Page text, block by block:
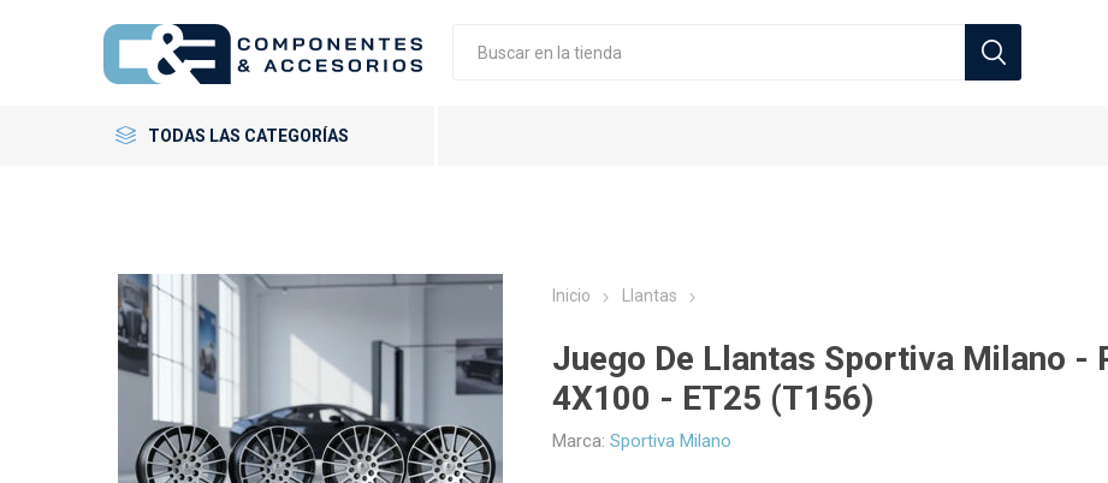
TODAS LAS CATEGORÍAS
Neumáticos Automoviles Neumáticos Camionetas
Llantas Originales Llantas Deportivas
Accesorios
Tuercas
GT Radial Giti Zeneos Sportiva Milano
Inicio Llantas
Juego De Llantas Sportiva Milano -
4X100 - ET25 (T156)
Marca: Sportiva Milano